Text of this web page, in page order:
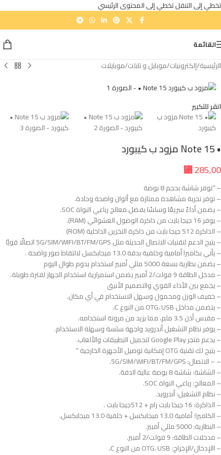
تخطي إلى التنقلتخطي إلى المحتوى الرئيسي
القائمة
الرئيسية/إلكترونيات/موبايل و تابلت/موبايلات
انقر للتكبير
• Note 15 مزود ب كيبورد
⃁285,00
– “توفر شاشة بحجم 8 بوصة
– توفر تجربة مشاهدة ممتازة مع ألوان واضحة وحادة.
– يضمن أداءً سريعًا وسلسًا بفضل معالج رباعي النواة SOC.
– يوفر 16 جيجا بايت من ذاكرة الوصول العشوائي (RAM).
– الذاكرة 512 جيجا بايت من ذاكرة التخزين الداخلية (ROM)
– يتيح الدعم لتقنيات الاتصال الحديثة مثل 5G/SIM/WIFI/BT/FM/GPS اتصالًا قويًا
– يأتي بكاميرا أمامية وخلفية بدقة 13.0 ميجابكسل لالتقاط صور واضحة .
– يضمن بطارية بسعة 5000 مللي أمبير استخدام يدوم طوال اليوم
– مدخل الطاقة 9 فولت/2 أمبير يضمن استمرارية استخدام الجهاز لفترة طويلة.
– يجمع بين الأداء القوي والتصميم الأنيق
– خفيف الوزن ومحمول وسهل الاستخدام في أي مكان.
– يتضمن مداخل OTG، USB من النوع C،
– مقبس أذن 3.5 ملم، مما يزيد من مرونة استخدامه.
– يوفر نظام التشغيل أندرويد واجهة سلسة وسهلة الاستخدام.
– يدعم متجر Google Play لتحميل التطبيقات والألعاب.
– يتيح لك تقنية OTG إمكانية توصيل الأجهزة الخارجية ”
– – الاتصال: 5G/SIM/WIFI/BT/FM/GPS.
– الشاشة: شاشة 8 بوصة عالية الدقة.
– المعالج: رباعي النواة SOC.
– نظام التشغيل: أندرويد.
– الذاكرة: 16 جيجا بايت رام + 512جيجا بايت .
– الكاميرا: أمامية 13.0 ميجابكسل + خلفية 13.0 ميجابكسل.
– البطارية: 5000 مللي أمبير.
– مدخلات الطاقة: 9 فولت/2 أمبير.
– االإدخال/الإخراج: OTG، USB من النوع C،